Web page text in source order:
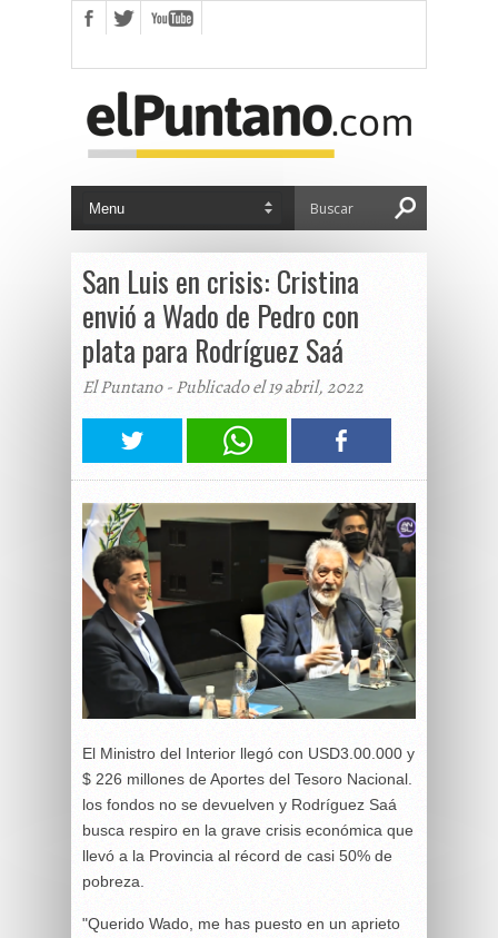
San Luis en crisis: Cristina
envió a Wado de Pedro con
plata para Rodríguez Saá
El Puntano - Publicado el 19 abril, 2022
El Ministro del Interior llegó con USD3.00.000 y
$ 226 millones de Aportes del Tesoro Nacional.
los fondos no se devuelven y Rodríguez Saá
busca respiro en la grave crisis económica que
llevó a la Provincia al récord de casi 50% de
pobreza.
"Querido Wado, me has puesto en un aprieto